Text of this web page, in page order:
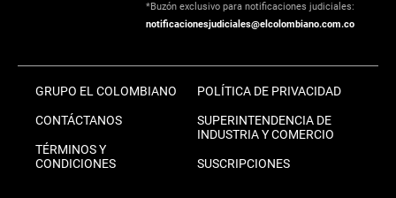
*Buzón exclusivo para notificaciones judiciales:
notificacionesjudiciales@elcolombiano.com.co
GRUPO EL COLOMBIANO
CONTÁCTANOS
TÉRMINOS Y
CONDICIONES
POLÍTICA DE PRIVACIDAD
SUPERINTENDENCIA DE
INDUSTRIA Y COMERCIO
SUSCRIPCIONES